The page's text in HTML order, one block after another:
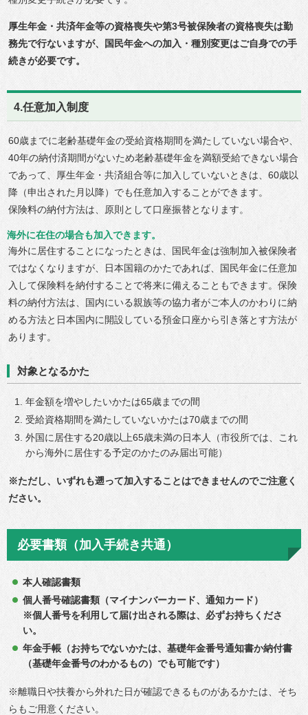
厚生年金・共済年金等の資格喪失や第3号被保険者の資格喪失は勤
務先で行ないますが、国民年金への加入・種別変更はご自身での手
続きが必要です。
4.任意加入制度
60歳までに老齢基礎年金の受給資格期間を満たしていない場合や、
40年の納付済期間がないため老齢基礎年金を満額受給できない場合
であって、厚生年金・共済組合等に加入していないときは、60歳以
降（申出された月以降）でも任意加入することができます。
保険料の納付方法は、原則として口座振替となります。
海外に在住の場合も加入できます。
海外に居住することになったときは、国民年金は強制加入被保険者
ではなくなりますが、日本国籍のかたであれば、国民年金に任意加
入して保険料を納付することで将来に備えることもできます。保険
料の納付方法は、国内にいる親族等の協力者がご本人のかわりに納
める方法と日本国内に開設している預金口座から引き落とす方法が
あります。
対象となるかた
年金額を増やしたいかたは65歳までの間
受給資格期間を満たしていないかたは70歳までの間
外国に居住する20歳以上65歳未満の日本人（市役所では、これ
から海外に居住する予定のかたのみ届出可能）
※ただし、いずれも遡って加入することはできませんのでご注意く
ださい。
必要書類（加入手続き共通）
本人確認書類
個人番号確認書類（マイナンバーカード、通知カード）
※個人番号を利用して届け出される際は、必ずお持ちくださ
い。
年金手帳（お持ちでないかたは、基礎年金番号通知書か納付書
（基礎年金番号のわかるもの）でも可能です）
※離職日や扶養から外れた日が確認できるものがあるかたは、そち
らもご用意ください。